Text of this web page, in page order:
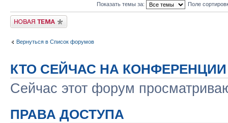
Показать темы за: Поле
Новая тема
Вернуться в Список форумов
КТО СЕЙЧАС НА КОНФЕРЕНЦИИ
Сейчас этот форум
ПРАВА ДОСТУПА